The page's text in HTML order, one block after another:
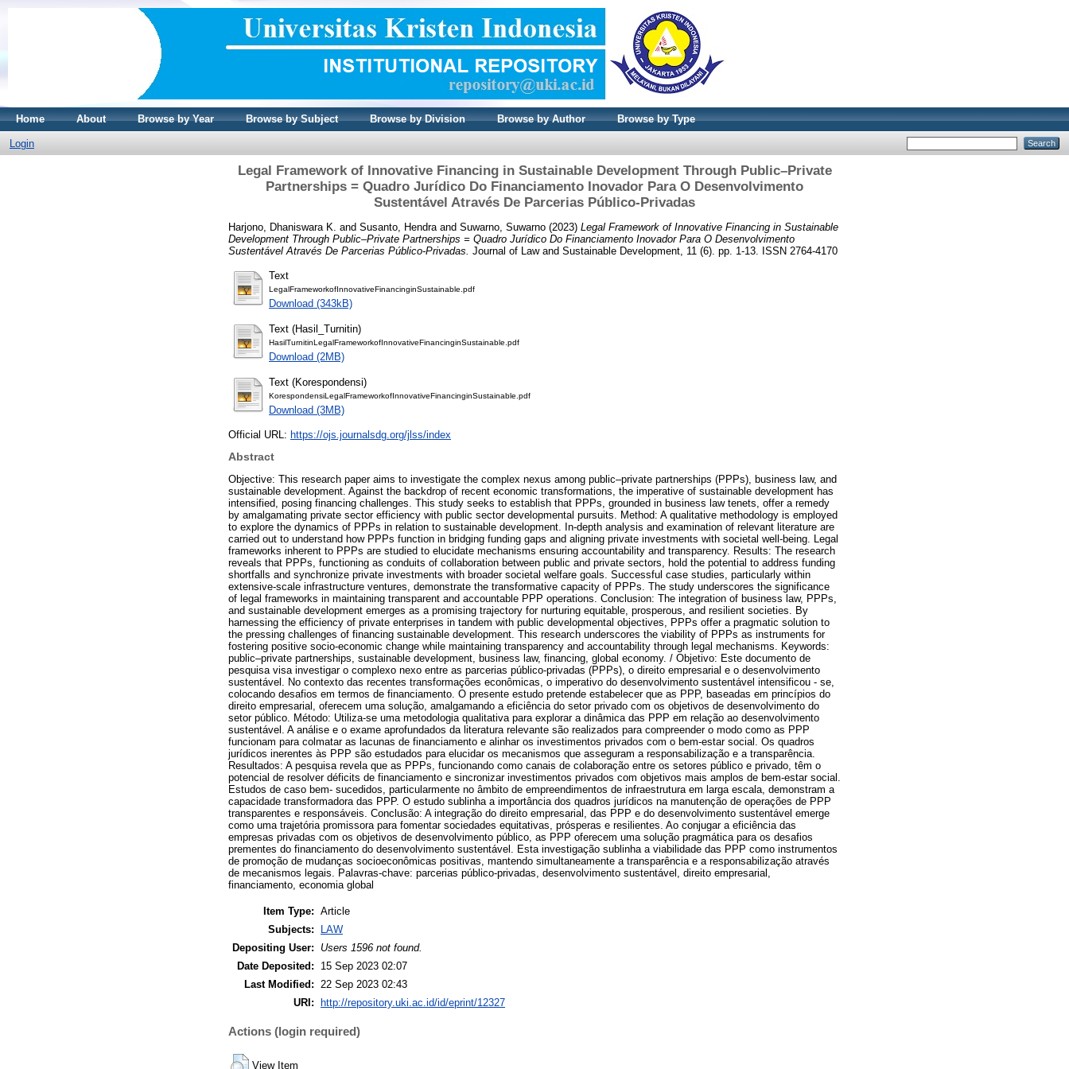
Home About Browse by Year Browse by Subject Browse by Division Browse by Author Browse by Type
Login
Legal Framework of Innovative Financing in Sustainable Development Through Public–Private
Partnerships = Quadro Jurídico Do Financiamento Inovador Para O Desenvolvimento
Sustentável Através De Parcerias Público-Privadas
Harjono, Dhaniswara K. and Susanto, Hendra and Suwarno, Suwarno (2023) Legal Framework of Innovative Financing in Sustainable
Development Through Public–Private Partnerships = Quadro Jurídico Do Financiamento Inovador Para O Desenvolvimento
Sustentável Através De Parcerias Público-Privadas. Journal of Law and Sustainable Development, 11 (6). pp. 1-13. ISSN 2764-4170
Text
LegalFrameworkofInnovativeFinancinginSustainable.pdf
Download (343kB)
Text (Hasil_Turnitin)
HasilTurnitinLegalFrameworkofInnovativeFinancinginSustainable.pdf
Download (2MB)
Text (Korespondensi)
KorespondensiLegalFrameworkofInnovativeFinancinginSustainable.pdf
Download (3MB)
Official URL: https://ojs.journalsdg.org/jlss/index
Abstract
Objective: This research paper aims to investigate the complex nexus among public–private partnerships (PPPs), business law, and
sustainable development. Against the backdrop of recent economic transformations, the imperative of sustainable development has
intensified, posing financing challenges. This study seeks to establish that PPPs, grounded in business law tenets, offer a remedy
by amalgamating private sector efficiency with public sector developmental pursuits. Method: A qualitative methodology is employed
to explore the dynamics of PPPs in relation to sustainable development. In-depth analysis and examination of relevant literature are
carried out to understand how PPPs function in bridging funding gaps and aligning private investments with societal well-being. Legal
frameworks inherent to PPPs are studied to elucidate mechanisms ensuring accountability and transparency. Results: The research
reveals that PPPs, functioning as conduits of collaboration between public and private sectors, hold the potential to address funding
shortfalls and synchronize private investments with broader societal welfare goals. Successful case studies, particularly within
extensive-scale infrastructure ventures, demonstrate the transformative capacity of PPPs. The study underscores the significance
of legal frameworks in maintaining transparent and accountable PPP operations. Conclusion: The integration of business law, PPPs,
and sustainable development emerges as a promising trajectory for nurturing equitable, prosperous, and resilient societies. By
harnessing the efficiency of private enterprises in tandem with public developmental objectives, PPPs offer a pragmatic solution to
the pressing challenges of financing sustainable development. This research underscores the viability of PPPs as instruments for
fostering positive socio-economic change while maintaining transparency and accountability through legal mechanisms. Keywords:
public–private partnerships, sustainable development, business law, financing, global economy. / Objetivo: Este documento de
pesquisa visa investigar o complexo nexo entre as parcerias público-privadas (PPPs), o direito empresarial e o desenvolvimento
sustentável. No contexto das recentes transformações econômicas, o imperativo do desenvolvimento sustentável intensificou - se,
colocando desafios em termos de financiamento. O presente estudo pretende estabelecer que as PPP, baseadas em princípios do
direito empresarial, oferecem uma solução, amalgamando a eficiência do setor privado com os objetivos de desenvolvimento do
setor público. Método: Utiliza-se uma metodologia qualitativa para explorar a dinâmica das PPP em relação ao desenvolvimento
sustentável. A análise e o exame aprofundados da literatura relevante são realizados para compreender o modo como as PPP
funcionam para colmatar as lacunas de financiamento e alinhar os investimentos privados com o bem-estar social. Os quadros
jurídicos inerentes às PPP são estudados para elucidar os mecanismos que asseguram a responsabilização e a transparência.
Resultados: A pesquisa revela que as PPPs, funcionando como canais de colaboração entre os setores público e privado, têm o
potencial de resolver déficits de financiamento e sincronizar investimentos privados com objetivos mais amplos de bem-estar social.
Estudos de caso bem- sucedidos, particularmente no âmbito de empreendimentos de infraestrutura em larga escala, demonstram a
capacidade transformadora das PPP. O estudo sublinha a importância dos quadros jurídicos na manutenção de operações de PPP
transparentes e responsáveis. Conclusão: A integração do direito empresarial, das PPP e do desenvolvimento sustentável emerge
como uma trajetória promissora para fomentar sociedades equitativas, prósperas e resilientes. Ao conjugar a eficiência das
empresas privadas com os objetivos de desenvolvimento público, as PPP oferecem uma solução pragmática para os desafios
prementes do financiamento do desenvolvimento sustentável. Esta investigação sublinha a viabilidade das PPP como instrumentos
de promoção de mudanças socioeconômicas positivas, mantendo simultaneamente a transparência e a responsabilização através
de mecanismos legais. Palavras-chave: parcerias público-privadas, desenvolvimento sustentável, direito empresarial,
financiamento, economia global
Item Type: Article
Subjects:
LAW
Depositing User:
Users 1596 not found.
Date Deposited:
15 Sep 2023 02:07
Last Modified:
22 Sep 2023 02:43
URI:
http://repository.uki.ac.id/id/eprint/12327
Actions (login required)
View Item